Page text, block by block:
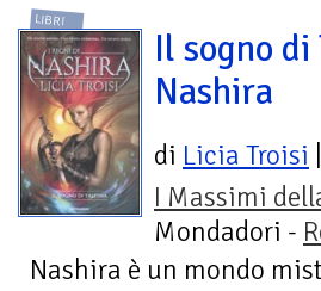
LIBRI
Il sogno
Nashira
di Licia Troisi
I Massimi
Mondadori -
Nashira è un mondo